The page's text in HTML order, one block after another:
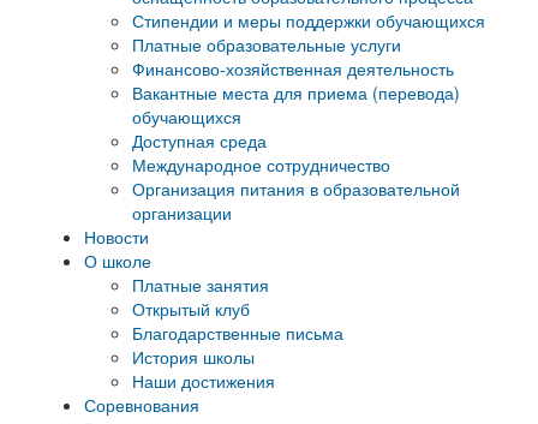
Стипендии и меры поддержки обучающихся
Платные образовательные услуги
Финансово-хозяйственная деятельность
Вакантные места для приема (перевода)
обучающихся
Доступная среда
Международное сотрудничество
Организация питания в образовательной
организации
Новости
О школе
Платные занятия
Открытый клуб
Благодарственные письма
История школы
Наши достижения
Соревнования